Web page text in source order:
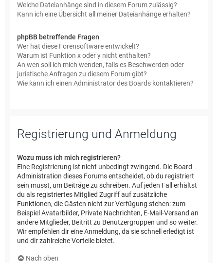
Welche Dateianhänge sind in diesem Forum zulässig?
Kann ich eine Übersicht all meiner Dateianhänge erhalten?
phpBB betreffende Fragen
Wer hat diese Forensoftware entwickelt?
Warum ist Funktion x oder y nicht enthalten?
An wen soll ich mich wenden, falls es Beschwerden oder
juristische Anfragen zu diesem Forum gibt?
Wie kann ich einen Administrator des Boards kontaktieren?
Registrierung und Anmeldung
Wozu muss ich mich registrieren?
Eine Registrierung ist nicht unbedingt zwingend. Die Board-
Administration dieses Forums entscheidet, ob du registriert
sein musst, um Beiträge zu schreiben. Auf jeden Fall erhältst
du als registriertes Mitglied Zugriff auf zusätzliche
Funktionen, die Gästen nicht zur Verfügung stehen: zum
Beispiel Avatarbilder, Private Nachrichten, E-Mail-Versand an
andere Mitglieder, Beitritt zu Benutzergruppen und so weiter.
Wir empfehlen dir eine Anmeldung, da sie schnell erledigt ist
und dir zahlreiche Vorteile bietet.
Nach oben